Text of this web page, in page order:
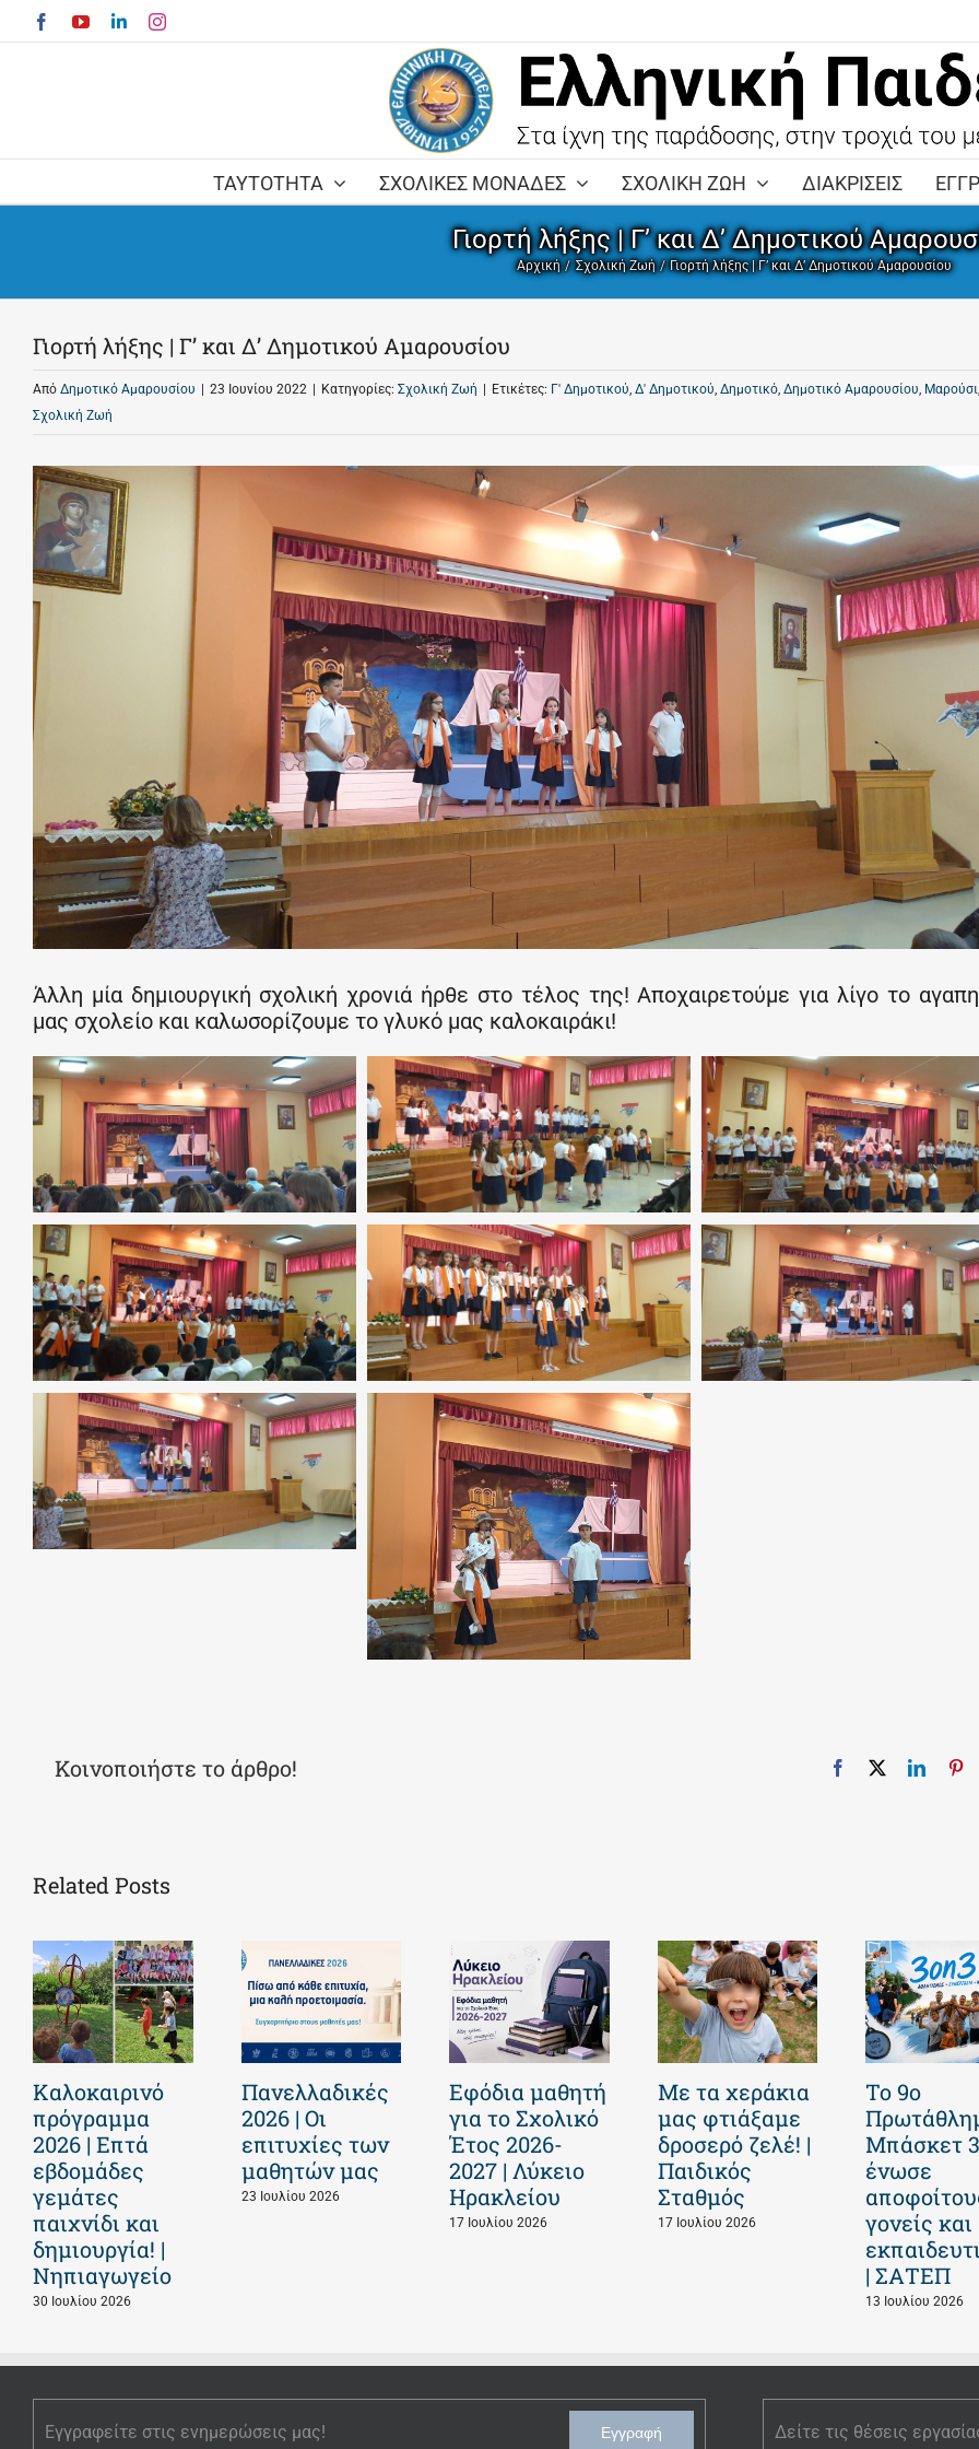
Skip
to
FacebookYouTubeLinkedInInstagram
ΤΑΥΤΟΤΗΤΑ ΣΧΟΛΙΚΕΣ ΜΟΝΑΔΕΣ ΣΧΟΛΙΚΗ ΖΩΗ ΔΙΑΚΡΙΣΕΙΣ
Γιορτή λήξης | Γ’ και Δ’ Δημοτικού
Αρχική Σχολική Ζωή Γιορτή λήξης | Γ’ και Δ’ Δημοτικού Αμαρουσίου
Γιορτή λήξης | Γ’ και Δ’ Δημοτικού Αμαρουσίου
Από Δημοτικό Αμαρουσίου 23 Ιουνίου 2022 Κατηγορίες: Σχολική Ζωή Ετικέτες: Γ' Δημοτικού, Δ' Δημοτικού, Δημοτικό, Δημοτικό Αμαρουσίου, Μαρούσι,
Σχολική Ζωή
Άλλη μία δημιουργική σχολική χρονιά ήρθε στο τέλος της! Αποχαιρετούμε για λίγο το
μας σχολείο και καλωσορίζουμε το γλυκό μας καλοκαιράκι!
Κοινοποιήστε το άρθρο! Facebook
X
Related Posts
Καλοκαιρινό
πρόγραμμα
2026 | Επτά
εβδομάδες
γεμάτες
παιχνίδι και
δημιουργία! |
Νηπιαγωγείο
30 Ιουλίου 2026
Πανελλαδικές
2026 | Οι
επιτυχίες των
μαθητών μας
23 Ιουλίου 2026
Εφόδια μαθητή
για το Σχολικό
Έτος 2026-
2027 | Λύκειο
Ηρακλείου
17 Ιουλίου 2026
Με τα χεράκια
μας φτιάξαμε
δροσερό ζελέ! |
Παιδικός
Σταθμός
17 Ιουλίου 2026
Το 9ο
Μπάσκετ
ένωσε
γονείς και
| ΣΑΤΕΠ
13 Ιουλίου 2026
Εγγραφείτε στις ενημερώσεις μας! Εγγραφή Δείτε τις θέσεις